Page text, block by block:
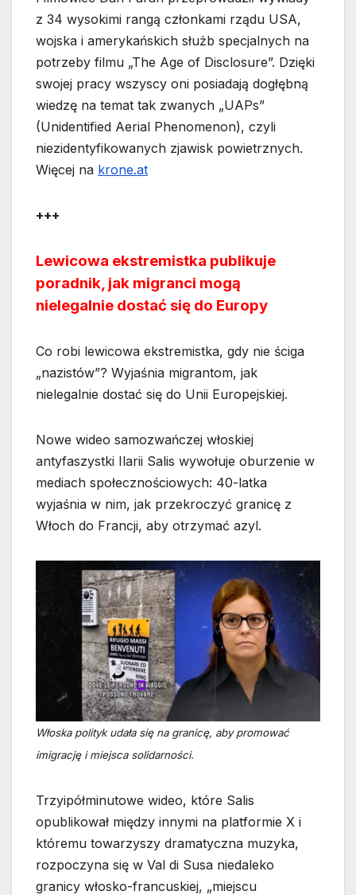
z 34 wysokimi rangą członkami rządu USA,
wojska i amerykańskich służb specjalnych na
potrzeby filmu „The Age of Disclosure”. Dzięki
swojej pracy wszyscy oni posiadają dogłębną
wiedzę na temat tak zwanych „UAPs”
(Unidentified Aerial Phenomenon), czyli
niezidentyfikowanych zjawisk powietrznych.
Więcej na krone.at
+++
Lewicowa ekstremistka publikuje
poradnik, jak migranci mogą
nielegalnie dostać się do Europy
Co robi lewicowa ekstremistka, gdy nie ściga
„nazistów”? Wyjaśnia migrantom, jak
nielegalnie dostać się do Unii Europejskiej.
Nowe wideo samozwańczej włoskiej
antyfaszystki Ilarii Salis wywołuje oburzenie w
mediach społecznościowych: 40-latka
wyjaśnia w nim, jak przekroczyć granicę z
Włoch do Francji, aby otrzymać azyl.
Włoska polityk udała się na granicę, aby promować
imigrację i miejsca solidarności.
Trzyipółminutowe wideo, które Salis
opublikował między innymi na platformie X i
któremu towarzyszy dramatyczna muzyka,
rozpoczyna się w Val di Susa niedaleko
granicy włosko-francuskiej, „miejscu